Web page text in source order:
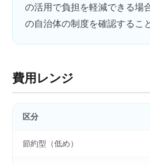
の活用で負担を軽減できる場
の自治体の制度を確認するこ
費用レンジ
区分
節約型（低め）